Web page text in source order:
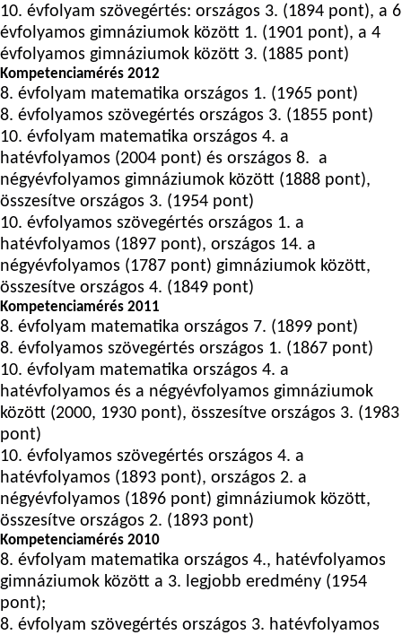
10. évfolyam szövegértés: országos 3. (1894 pont), a 6
évfolyamos gimnáziumok között 1. (1901 pont), a 4
évfolyamos gimnáziumok között 3. (1885 pont)
Kompetenciamérés 2012
8. évfolyam matematika országos 1. (1965 pont)
8. évfolyamos szövegértés országos 3. (1855 pont)
10. évfolyam matematika országos 4. a
hatévfolyamos (2004 pont) és országos 8. a
négyévfolyamos gimnáziumok között (1888 pont),
összesítve országos 3. (1954 pont)
10. évfolyamos szövegértés országos 1. a
hatévfolyamos (1897 pont), országos 14. a
négyévfolyamos (1787 pont) gimnáziumok között,
összesítve országos 4. (1849 pont)
Kompetenciamérés 2011
8. évfolyam matematika országos 7. (1899 pont)
8. évfolyamos szövegértés országos 1. (1867 pont)
10. évfolyam matematika országos 4. a
hatévfolyamos és a négyévfolyamos gimnáziumok
között (2000, 1930 pont), összesítve országos 3. (1983
pont)
10. évfolyamos szövegértés országos 4. a
hatévfolyamos (1893 pont), országos 2. a
négyévfolyamos (1896 pont) gimnáziumok között,
összesítve országos 2. (1893 pont)
Kompetenciamérés 2010
8. évfolyam matematika országos 4., hatévfolyamos
gimnáziumok között a 3. legjobb eredmény (1954
pont);
8. évfolyam szövegértés országos 3. hatévfolyamos